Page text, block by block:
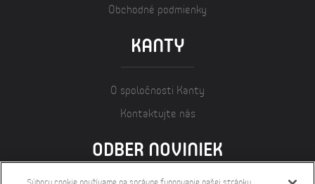
Obchodné podmienky
KANTY
O spoločnosti Kanty
Kontaktujte nás
ODBER NOVINIEK